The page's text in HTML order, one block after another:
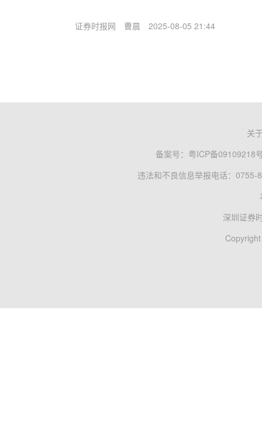
证券时报网 曹晨 2025-08-05 21:44
关
备案号： 粤ICP备09109218
违法和不良信息举报电话：0755-
深圳证券